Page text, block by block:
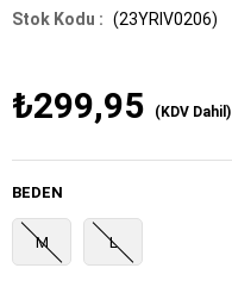
(23YRIV0206)
₺299,95 (KDV Dahil)
BEDEN
M L